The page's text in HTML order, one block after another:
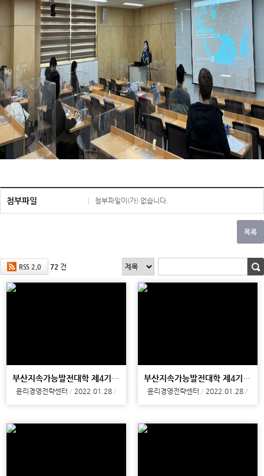
첨부파일 첨부파일이(가) 없습니다.
RSS 2.0 72 건
부산지속가능발전대학 제4기 수료식
윤리경영전략센터 2022.01.28
부산지속가능발전대학 제4기 수료식
윤리경영전략센터 2022.01.28